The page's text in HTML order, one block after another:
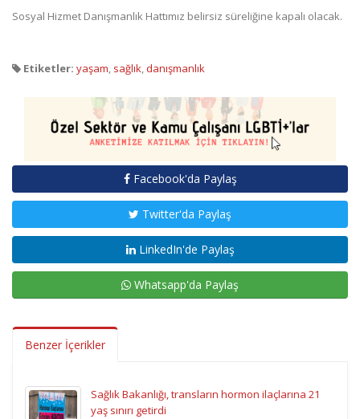
Sosyal Hizmet Danışmanlık Hattımız belirsiz süreliğine kapalı olacak.
Etiketler: yaşam, sağlık,danışmanlık
Facebook'da Paylaş
Twitter'da Paylaş
LinkedIn'de Paylaş
Whatsapp'da Paylaş
Benzer İçerikler
Sağlık Bakanlığı, transların hormon ilaçlarına 21
yaş sınırı getirdi